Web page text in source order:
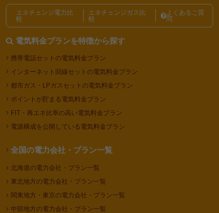
電力会社・電気料金プランの選び方記事一覧
エネチェンジ電力比
較
エネチェンジガス比
較
よくあるご質
問
電気料金プランを特徴から探す
携帯電話セットの電気料金プラン
インターネット回線セットの電気料金プラン
都市ガス・LPガスセットの電気料金プラン
ポイントが貯まる電気料金プラン
FIT・再エネ比率の高い電気料金プラン
電源構成を公開している電気料金プラン
全国の電力会社・プラン一覧
北海道の電力会社・プラン一覧
東北地方の電力会社・プラン一覧
関東地方・東京の電力会社・プラン一覧
中部地方の電力会社・プラン一覧